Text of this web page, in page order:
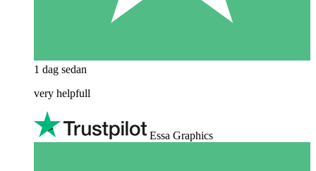
1 dag sedan
very helpfull
Essa Graphics